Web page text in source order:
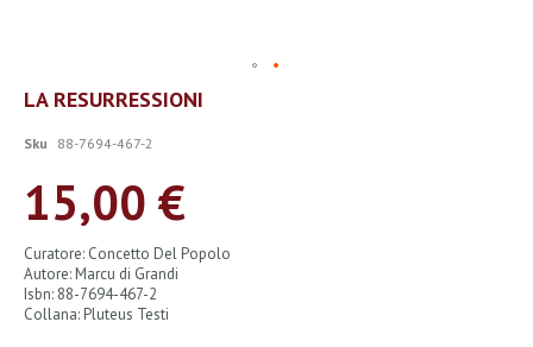
Vai
all'inizio
galleria
immagini
LA RESURRESSIONI
Sku 88-7694-467-2
15,00 €
Curatore: Concetto Del Popolo
Autore: Marcu di Grandi
Isbn: 88-7694-467-2
Collana: Pluteus Testi